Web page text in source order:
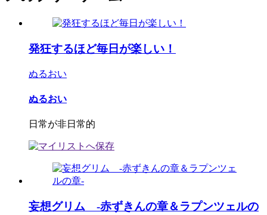
発狂するほど毎日が楽しい！
ぬるおい
ぬるおい
日常が非日常的
妄想グリム -赤ずきんの章＆ラプンツェルの